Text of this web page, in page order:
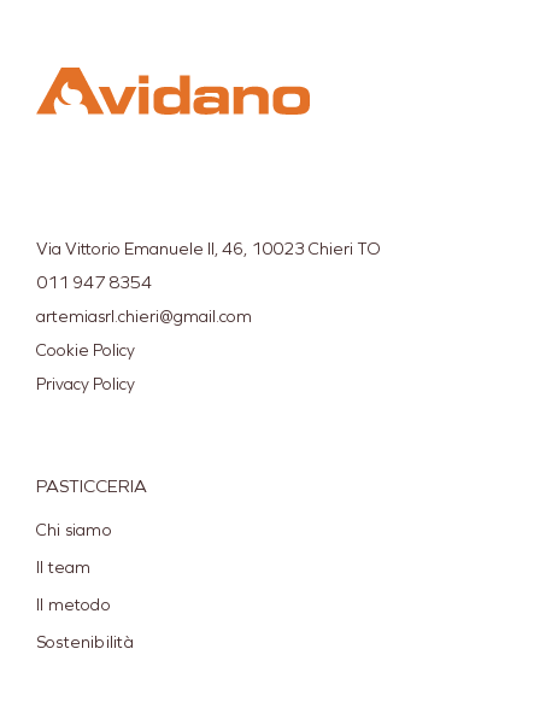
Via Vittorio Emanuele II, 46, 10023 Chieri TO
011 947 8354
artemiasrl.chieri@gmail.com
Cookie Policy
Privacy Policy
PASTICCERIA
Chi siamo
Il team
Il metodo
Sostenibilità